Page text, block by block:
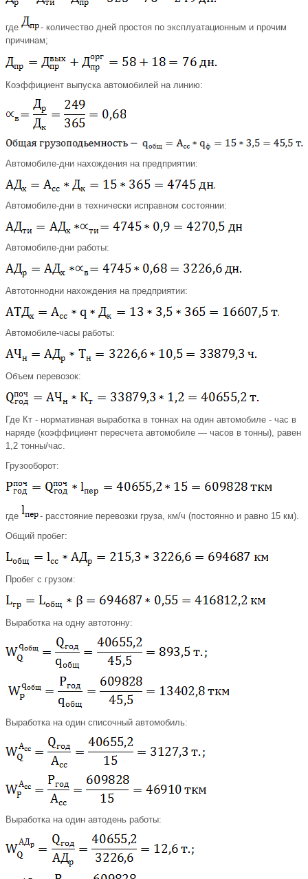
где
- количество дней простоя по эксплуатационным и прочим
причинам;
Коэффициент выпуска автомобилей на линию:
Автомобиле-дни нахождения на предприятии:
Автомобиле-дни в технически исправном состоянии:
Автомобиле-дни работы:
Автотоннодни нахождения на предприятии:
Автомобиле-часы работы:
Объем перевозок:
Где Кт - нормативная выработка в тоннах на один автомобиле - час в
наряде (коэффициент пересчета автомобиле — часов в тонны), равен
1,2 тонны/час.
Грузооборот:
где
- расстояние перевозки груза, км/ч (постоянно и равно 15 км).
Общий пробег:
Пробег с грузом:
Выработка на одну автотонну:
Выработка на один списочный автомобиль:
Выработка на один автодень работы: